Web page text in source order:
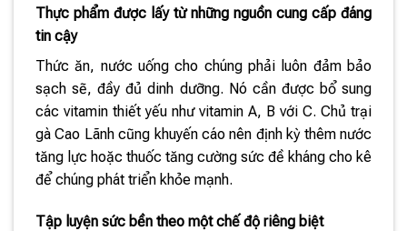
Thực phẩm được lấy từ những nguồn cung cấp đáng
tin cậy
Thức ăn, nước uống cho chúng phải luôn đảm bảo
sạch sẽ, đầy đủ dinh dưỡng. Nó cần được bổ sung
các vitamin thiết yếu như vitamin A, B với C. Chủ trại
gà Cao Lãnh cũng khuyến cáo nên định kỳ thêm nước
tăng lực hoặc thuốc tăng cường sức đề kháng cho kê
để chúng phát triển khỏe mạnh.
Tập luyện sức bền theo một chế độ riêng biệt